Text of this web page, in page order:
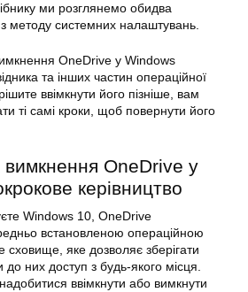
ми розглянемо обидва
методу системних налаштувань.
OneDrive у Windows
та інших частин операційної
ввімкнути його пізніше, вам
ті самі кроки, щоб повернути його
вимкнення OneDrive у
керівництво
Windows 10, OneDrive
встановленою операційною
яке дозволяє зберігати
них доступ з будь-якого місця.
ввімкнути або вимкнути